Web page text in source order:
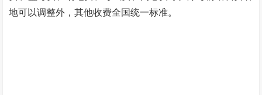
地可以调整外，其他收费全国统一标准。